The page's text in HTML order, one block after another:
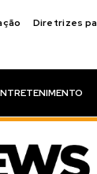
Diretrizes